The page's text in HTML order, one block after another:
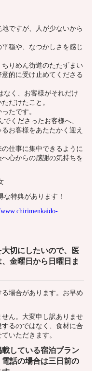
ですが、人が少ないから
穏や、なつかしさを感じ
りめん街道のたたずまい
的に受け止めてくださる
なく、お客様がそれだけ
だけたこと。
たです。
くださったお客様へ、
お客様をあたたかく迎え
仕事に集中できるように
心からの感謝の気持ちを
特典があります！
切にしたいので、医
金曜日から日曜日ま
る場合があります。お早め
ん。大変申し訳ありませ
るのではなく、食材に合
いただきます。
している宿泊プラン
話の場合は三日前の